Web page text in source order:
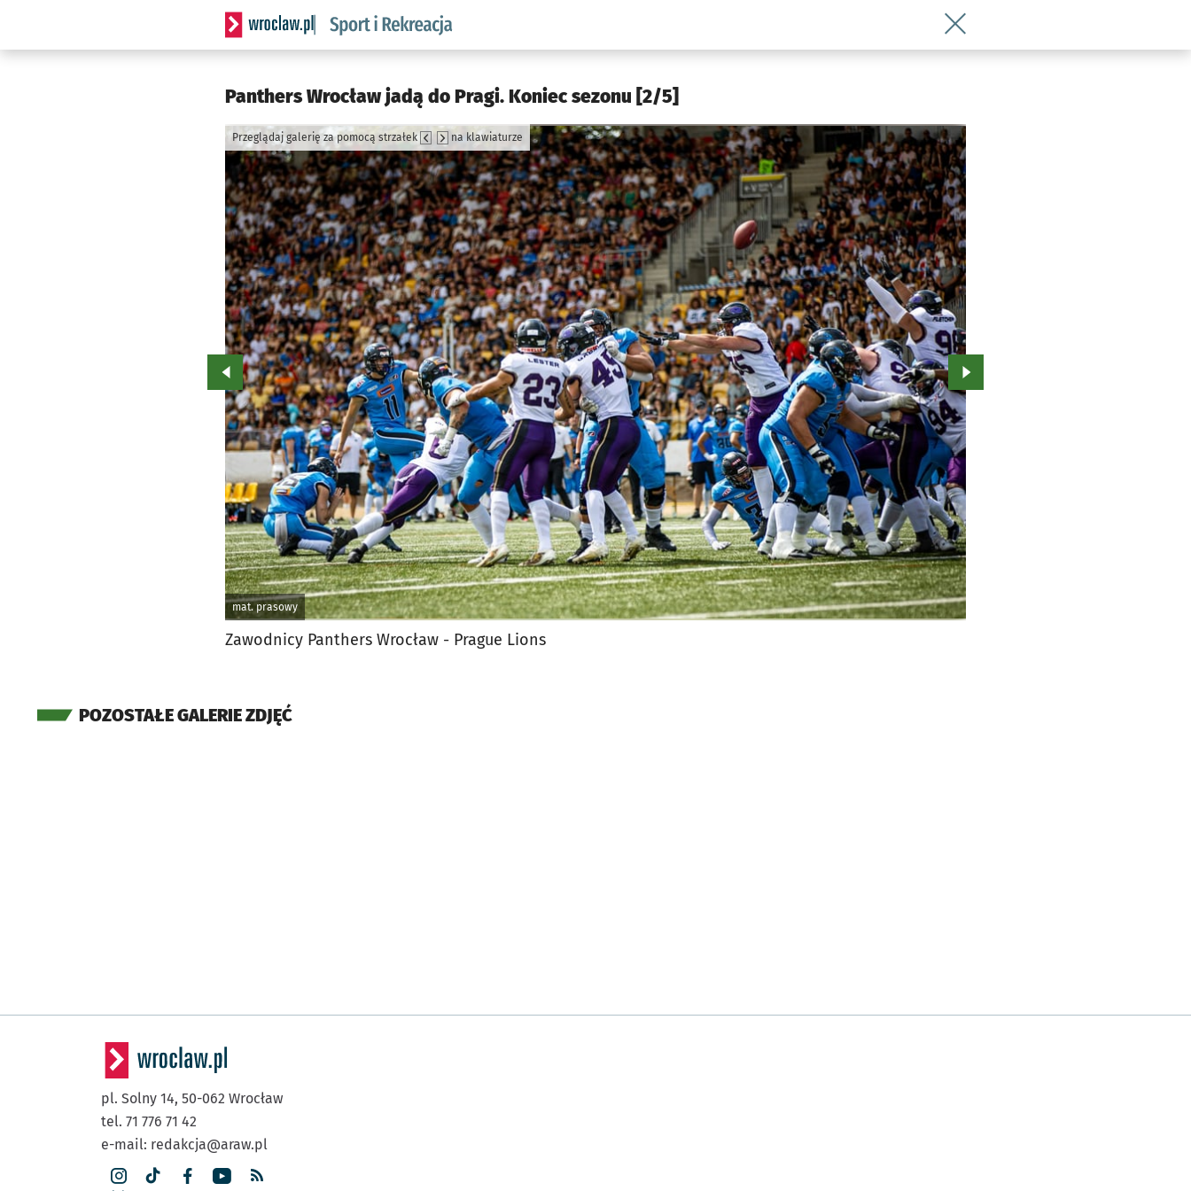
Serwis informacyjny wroclaw.pl podserwis: Sport i rekreacja
Wróć do artykułu Panthers Wrocław
Panthers Wrocław jadą do Pragi. Koniec sezonu [2/5]
mat. prasowy
Przeglądaj galerię za pomocą strzałek na klawiaturze
Przejdź do poprzedniego zdjęcia. Przejdź do kolejnego zdjęcia.
Zawodnicy Panthers Wrocław - Prague Lions
POZOSTAŁE GALERIE ZDJĘĆ
pl. Solny 14, 50-062 Wrocław
tel. 71 776 71 42
e-mail: redakcja@araw.pl